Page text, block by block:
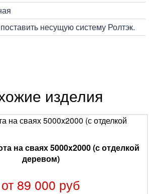
несущую систему Ролтэк.
изделия
на сваях 5000x2000 (с отделкой
деревом)
от 89 000 руб